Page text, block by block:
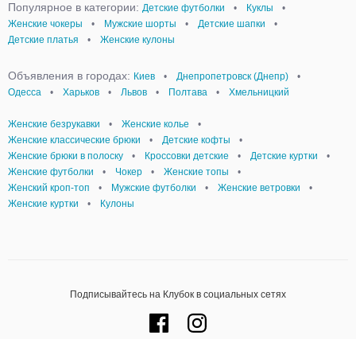
Популярное в категории: Детские футболки • Куклы
•
Женские чокеры
• Мужские шорты • Детские шапки
•
Детские платья
• Женские кулоны
Объявления в городах: Киев • Днепропетровск (Днепр)
•
Одесса
• Харьков • Львов • Полтава • Хмельницкий
Женские безрукавки • Женские колье
•
Женские классические брюки
• Детские кофты
•
Женские брюки в полоску
• Кроссовки детские • Детские куртки
•
Женские футболки
• Чокер • Женские топы
•
Женский кроп-топ
• Мужские футболки • Женские ветровки
•
Женские куртки
• Кулоны
Подписывайтесь на Клубок в социальных сетях